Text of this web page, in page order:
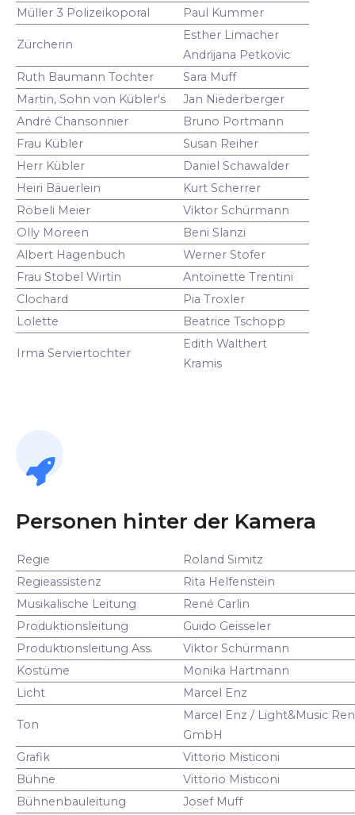
Müller 3 Polizeikoporal
Paul Kummer
Zürcherin
Esther Limacher
Andrijana Petkovic
Ruth Baumann Tochter
Sara Muff
Martin, Sohn von Kübler's
Jan Niederberger
André Chansonnier
Bruno Portmann
Frau Kübler
Susan Reiher
Herr Kübler
Daniel Schawalder
Heiri Bäuerlein
Kurt Scherrer
Röbeli Meier
Viktor Schürmann
Olly Moreen
Beni Slanzi
Albert Hagenbuch
Werner Stofer
Frau Stobel Wirtin
Antoinette Trentini
Clochard
Pia Troxler
Lolette
Beatrice Tschopp
Irma Serviertochter
Edith Walthert
Kramis
Personen hinter der Kamera
Regie
Roland Simitz
Regieassistenz
Rita Helfenstein
Musikalische Leitung
René Carlin
Produktionsleitung
Guido Geisseler
Produktionsleitung Ass.
Viktor Schürmann
Kostüme
Monika Hartmann
Licht
Marcel Enz
Ton
Marcel Enz / Light&Music
GmbH
Grafik
Vittorio Misticoni
Bühne
Vittorio Misticoni
Bühnenbauleitung
Josef Muff